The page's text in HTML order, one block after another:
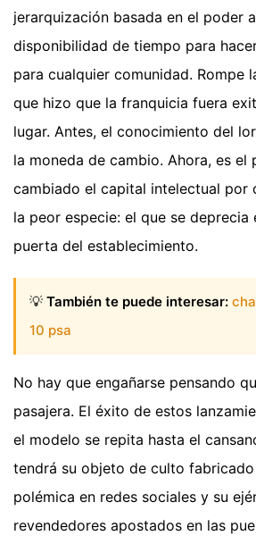
jerarquización basada en el poder
disponibilidad de tiempo para
para cualquier comunidad. Rompe
que hizo que la franquicia fuera
lugar. Antes, el conocimiento del
la moneda de cambio. Ahora, es el
cambiado el capital intelectual por
la peor especie: el que se deprecia
puerta del establecimiento.
💡 También te puede interesar:
10 psa
No hay que engañarse pensando
pasajera. El éxito de estos
el modelo se repita hasta el
tendrá su objeto de culto fabricado
polémica en redes sociales y su
revendedores apostados en las